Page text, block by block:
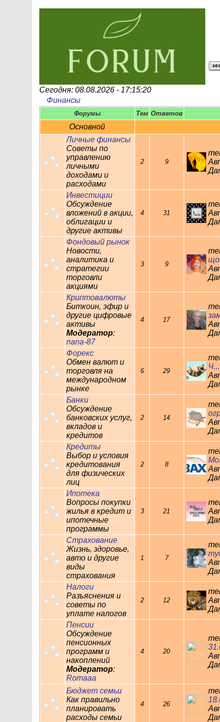
Сегодня: 08.08.2026 - 17:15:20
Финансы
Форумы Тем Ответов
Основной
Личные финансы
Советы по
управлению
личными
доходами и
расходами
2 9
Инвестиции
Обсуждение
вложений в акции,
облигации и
другие активы
4 31
Фондовый рынок
Новости,
аналитика и
стратегии
торговли
акциями
3 9
Криптовалюты
Биткоин, эфир и
другие цифровые
активы
Модератор:
nana-87
4 17
Форекс
Обмен валют и
торговля на
международном
рынке
6 29
Банки
Обсуждение
банковских услуг,
вкладов и
кредитов
2 14
Кредиты
Выбор и условия
кредитования
для физических
лиц
2 8
Ипотека
Вопросы покупки
жилья в кредит и
ипотечные
программы
3 21
Страхование
Жизнь, здоровье,
авто и другие
виды
страхования
1 7
Налоги
Разъяснения и
советы по
уплате налогов
2 12
Пенсии
Обсуждение
пенсионных
программ и
накоплений
Модератор:
Romaaa
4 20
Бюджет семьи
Как правильно
планировать
расходы семьи
4 26